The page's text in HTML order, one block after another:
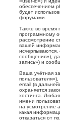
обеспечением
будет
форумами.
Также во время
программному
рассмотрение
вашей
сообщения»),
запись») и
Ваша учётная
email (в
охраняется
хостинга.
имени
на усмотрение
какая
отказаться от